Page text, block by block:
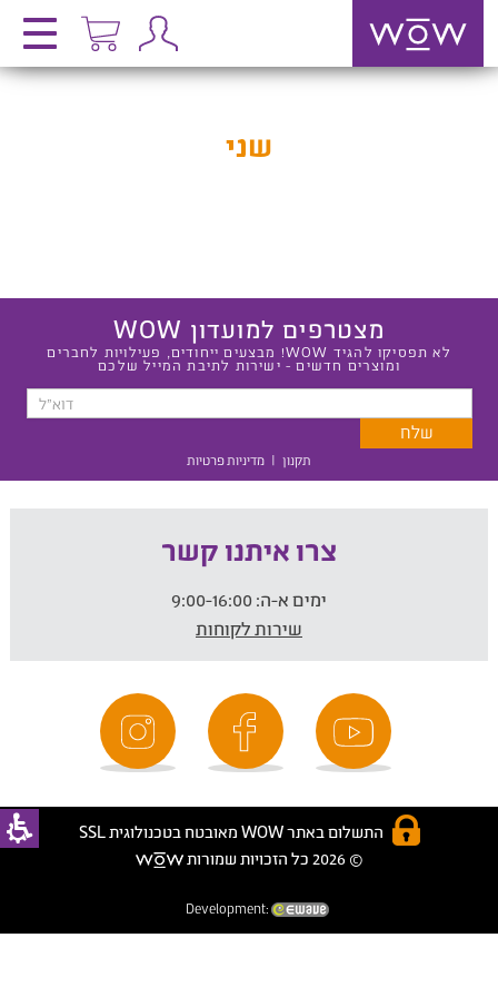
שני
מצטרפים למועדון WOW
לא תפסיקו להגיד WOW! מבצעים ייחודים, פעילויות לחברים
ומוצרים חדשים - ישירות לתיבת המייל שלכם
תקנון | מדיניות פרטיות
צרו איתנו קשר
ימים א-ה:
שירות לקוחות
התשלום באתר WOW מאובטח בטכנולוגית SSL
© 2026 כל הזכויות שמורות
Development: